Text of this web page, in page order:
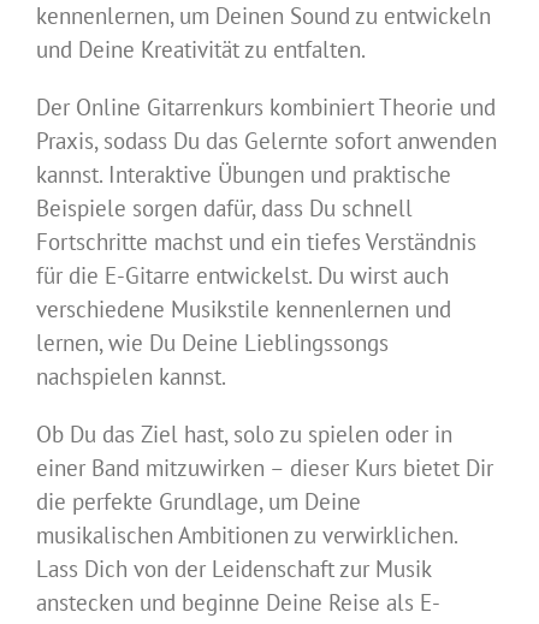
kennenlernen, um Deinen Sound zu entwickeln
und Deine Kreativität zu entfalten.
Der Online Gitarrenkurs kombiniert Theorie und
Praxis, sodass Du das Gelernte sofort anwenden
kannst. Interaktive Übungen und praktische
Beispiele sorgen dafür, dass Du schnell
Fortschritte machst und ein tiefes Verständnis
für die E-Gitarre entwickelst. Du wirst auch
verschiedene Musikstile kennenlernen und
lernen, wie Du Deine Lieblingssongs
nachspielen kannst.
Ob Du das Ziel hast, solo zu spielen oder in
einer Band mitzuwirken – dieser Kurs bietet Dir
die perfekte Grundlage, um Deine
musikalischen Ambitionen zu verwirklichen.
Lass Dich von der Leidenschaft zur Musik
anstecken und beginne Deine Reise als E-